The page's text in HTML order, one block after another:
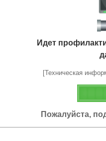
Идет
[Техническая
Пожалуйста,